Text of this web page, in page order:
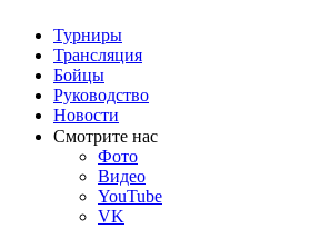
Турниры
Трансляция
Бойцы
Руководство
Новости
Смотрите нас
Фото
Видео
YouTube
VK